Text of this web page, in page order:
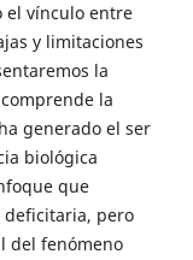
el vínculo entre
y limitaciones
la
la
generado el ser
biológica
que
deficitaria, pero
del fenómeno